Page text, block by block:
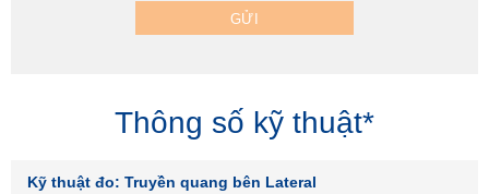
GỬI
Thông số kỹ thuật*
Kỹ thuật đo: Truyền quang bên Lateral